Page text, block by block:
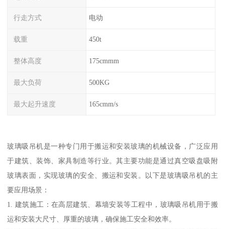
行走方式 电动
载重 450t
整体高度 175cmmm
最大负荷 500KG
最大起升速度 165cmm/s
玻璃吸吊机是一种专门用于搬运和安装玻璃的机械设备，广泛应用
于建筑、装饰、家具制造等行业。其主要功能是通过真空吸盘吸附
玻璃表面，实现玻璃的安全、搬运和安装。以下是玻璃吸吊机的主
要应用场景：
1. 建筑施工：在高层建筑、幕墙安装等工程中，玻璃吸吊机用于搬
运和安装大尺寸、厚重的玻璃，确保施工安全和效率。